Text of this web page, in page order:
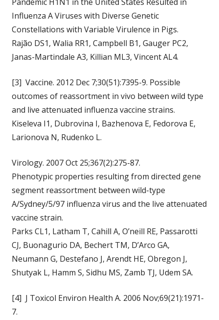
Influenza A Viruses with Diverse Genetic
Constellations with Variable Virulence in Pigs.
Rajão DS1, Walia RR1, Campbell B1, Gauger PC2,
Janas-Martindale A3, Killian ML3, Vincent AL4.
[3] Vaccine. 2012 Dec 7;30(51):7395-9. Possible
outcomes of reassortment in vivo between wild type
and live attenuated influenza vaccine strains.
Kiseleva I1, Dubrovina I, Bazhenova E, Fedorova E,
Larionova N, Rudenko L.
Virology. 2007 Oct 25;367(2):275-87.
Phenotypic properties resulting from directed gene
segment reassortment between wild-type
A/Sydney/5/97 influenza virus and the live attenuated
vaccine strain.
Parks CL1, Latham T, Cahill A, O’neill RE, Passarotti
CJ, Buonagurio DA, Bechert TM, D’Arco GA,
Neumann G, Destefano J, Arendt HE, Obregon J,
Shutyak L, Hamm S, Sidhu MS, Zamb TJ, Udem SA.
[4] J Toxicol Environ Health A. 2006 Nov;69(21):1971-
7.